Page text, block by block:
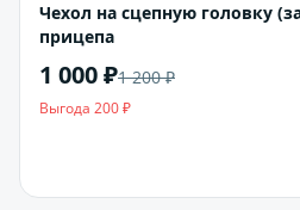
Чехол на сцепную головку
прицепа
1 000 ₽1 200 ₽
Выгода 200 ₽